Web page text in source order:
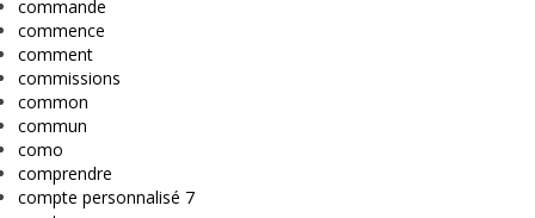
commande
commence
comment
commissions
common
commun
como
comprendre
compte personnalisé 7